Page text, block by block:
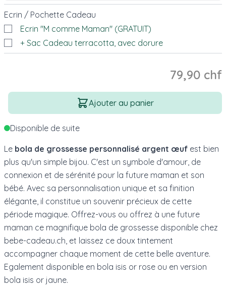
Ecrin / Pochette Cadeau
Ecrin "M comme Maman" (GRATUIT)
+ Sac Cadeau terracotta, avec dorure
79,90 chf
Quantité
Ajouter au panier
Disponible de suite
Le bola de grossesse personnalisé argent œuf est bien
plus qu'un simple bijou. C'est un symbole d'amour, de
connexion et de sérénité pour la future maman et son
bébé. Avec sa personnalisation unique et sa finition
élégante, il constitue un souvenir précieux de cette
période magique. Offrez-vous ou offrez à une future
maman ce magnifique bola de grossesse disponible chez
bebe-cadeau.ch, et laissez ce doux tintement
accompagner chaque moment de cette belle aventure.
Egalement disponible en bola isis or rose ou en version
bola isis or jaune.